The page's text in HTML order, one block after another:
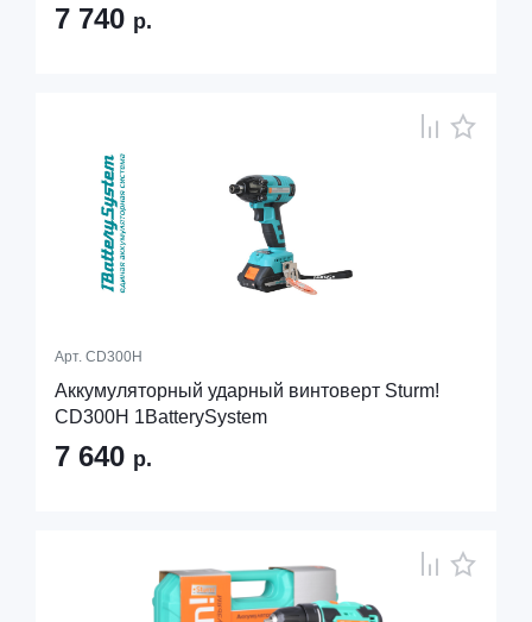
7 740 р.
Арт. CD300H
Аккумуляторный ударный винтоверт Sturm!
CD300H 1BatterySystem
7 640 р.